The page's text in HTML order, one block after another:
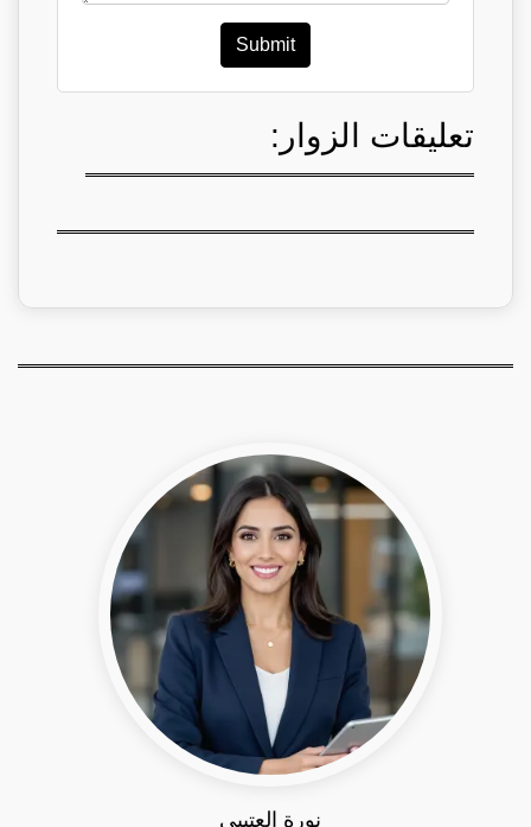
Submit
تعليقات الزوار:
نورة العتيبي